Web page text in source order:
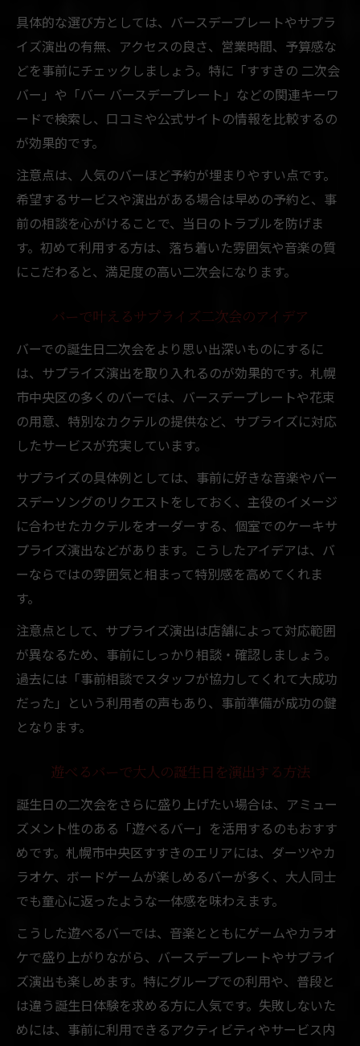
具体的な選び方としては、バースデープレートやサプラ
イズ演出の有無、アクセスの良さ、営業時間、予算感な
どを事前にチェックしましょう。特に「すすきの 二次会
バー」や「バー バースデープレート」などの関連キーワ
ードで検索し、口コミや公式サイトの情報を比較するの
が効果的です。
注意点は、人気のバーほど予約が埋まりやすい点です。
希望するサービスや演出がある場合は早めの予約と、事
前の相談を心がけることで、当日のトラブルを防げま
す。初めて利用する方は、落ち着いた雰囲気や音楽の質
にこだわると、満足度の高い二次会になります。
バーで叶えるサプライズ二次会のアイデア
バーでの誕生日二次会をより思い出深いものにするに
は、サプライズ演出を取り入れるのが効果的です。札幌
市中央区の多くのバーでは、バースデープレートや花束
の用意、特別なカクテルの提供など、サプライズに対応
したサービスが充実しています。
サプライズの具体例としては、事前に好きな音楽やバー
スデーソングのリクエストをしておく、主役のイメージ
に合わせたカクテルをオーダーする、個室でのケーキサ
プライズ演出などがあります。こうしたアイデアは、バ
ーならではの雰囲気と相まって特別感を高めてくれま
す。
注意点として、サプライズ演出は店舗によって対応範囲
が異なるため、事前にしっかり相談・確認しましょう。
過去には「事前相談でスタッフが協力してくれて大成功
だった」という利用者の声もあり、事前準備が成功の鍵
となります。
遊べるバーで大人の誕生日を演出する方法
誕生日の二次会をさらに盛り上げたい場合は、アミュー
ズメント性のある「遊べるバー」を活用するのもおすす
めです。札幌市中央区すすきのエリアには、ダーツやカ
ラオケ、ボードゲームが楽しめるバーが多く、大人同士
でも童心に返ったような一体感を味わえます。
こうした遊べるバーでは、音楽とともにゲームやカラオ
ケで盛り上がりながら、バースデープレートやサプライ
ズ演出も楽しめます。特にグループでの利用や、普段と
は違う誕生日体験を求める方に人気です。失敗しないた
めには、事前に利用できるアクティビティやサービス内